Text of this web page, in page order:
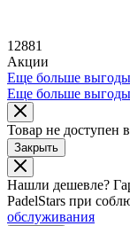
12881
Акции
Еще больше выгоды
Еще больше выгоды
Товар не доступен
Закрыть
Нашли дешевле?
PadelStars при
обслуживания